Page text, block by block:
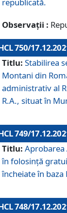
republicată.
Observații :
750/
Titlu: Stabilirea
Montani din
administrativ al
R.A., situat în
749/
Titlu: Aprobarea
în folosință
încheiate în baza
748/